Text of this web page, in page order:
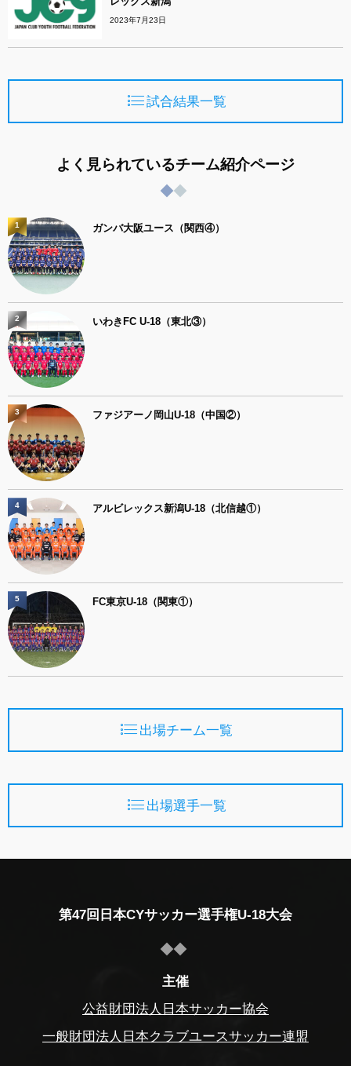
2023年7月23日
試合結果一覧
よく見られているチーム紹介ページ
ガンバ大阪ユース（関西④）
1
いわきFC U-18（東北③）
2
ファジアーノ岡山U-18（中国②）
3
アルビレックス新潟U-18（北信越①）
4
FC東京U-18（関東①）
5
出場チーム一覧
出場選手一覧
第47回日本CYサッカー選手権U-18大会
主催
公益財団法人日本サッカー協会
一般財団法人日本クラブユースサッカー連盟